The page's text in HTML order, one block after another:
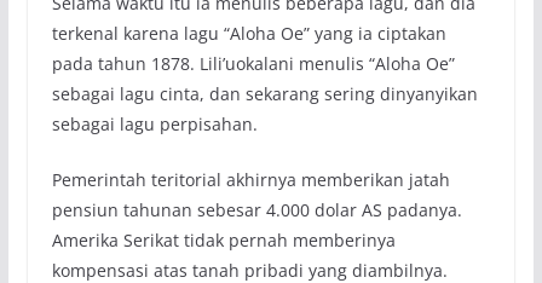
terkenal karena lagu “Aloha Oe” yang ia ciptakan
pada tahun 1878. Lili’uokalani menulis “Aloha Oe”
sebagai lagu cinta, dan sekarang sering dinyanyikan
sebagai lagu perpisahan.
Pemerintah teritorial akhirnya memberikan jatah
pensiun tahunan sebesar 4.000 dolar AS padanya.
Amerika Serikat tidak pernah memberinya
kompensasi atas tanah pribadi yang diambilnya.